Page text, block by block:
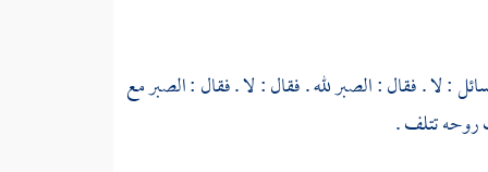
: لا . فقال : الصبر لله . فقال : لا . فقال : الصبر مع
تتلف .